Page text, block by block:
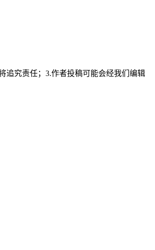
追究责任；3.作者投稿可能会经我们编辑